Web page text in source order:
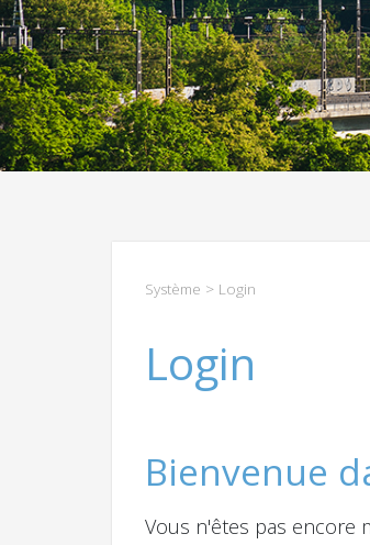
Système > Login
Login
Bienvenue
Vous n'êtes pas encore